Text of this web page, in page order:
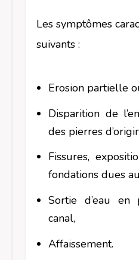
Les symptômes
suivants :
Erosion partielle
Disparition de
des pierres
Fissures,
fondations dues
Sortie d’eau
canal,
Affaissement.